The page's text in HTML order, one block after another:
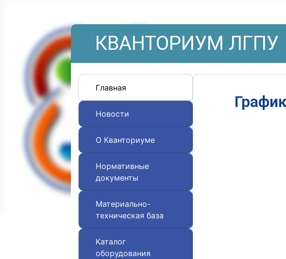
КВАНТОРИУМ ЛГПУ
Главная
Новости
О Кванториуме
Нормативные
документы
Материально-
техническая база
Каталог
оборудования